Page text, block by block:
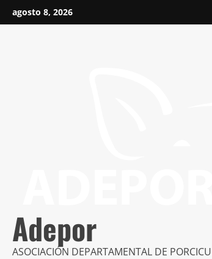
al
agosto 8, 2026
Adepor
ASOCIACIÓN DEPARTAMENTAL DE